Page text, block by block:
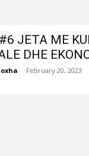
JETA ME
DHE
- February 20, 2023